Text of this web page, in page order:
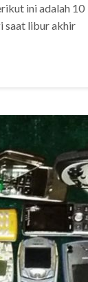
ini adalah 10
saat libur akhir